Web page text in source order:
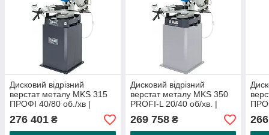
Дисковий відрізний
верстат металу MKS 315
ПРОФІ 40/80 об./хв |
Циркулярна пилка по
металу
276 401 ₴
Дисковий відрізний
верстат металу MKS 350
PROFI-L 20/40 об/хв. |
Циркулярна пилка по
металу
269 758₴